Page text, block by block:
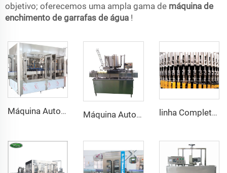
objetivo; oferecemos uma ampla gama de máquina de
enchimento de garrafas de água !
Máquina Automática de Enchimento, Colocação de Tampas e Rotulagem para Cerveja de Gengibre em Garrafas de Vidro 330ml 500ml Máquina Automática de Fechamento e Selagem para Latas de Bebidas com 6 Cabeças Rotativas linha Completa de Produção e Engarrafamento de Suco de Frutas Automática com Capacidade de 6000BPH